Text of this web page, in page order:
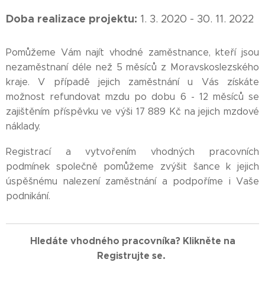
Doba realizace projektu: 1. 3. 2020 - 30. 11. 2022
Pomůžeme Vám najít vhodné zaměstnance, kteří jsou
nezaměstnaní déle než 5 měsíců z Moravskoslezského
kraje. V případě jejich zaměstnání u Vás získáte
možnost refundovat mzdu po dobu 6 - 12 měsíců se
zajištěním příspěvku ve výši 17 889 Kč na jejich mzdové
náklady.
Registrací a vytvořením vhodných pracovních
podmínek společně pomůžeme zvýšit šance k jejich
úspěšnému nalezení zaměstnání a podpoříme i Vaše
podnikání.
Hledáte vhodného pracovníka? Klikněte na
Registrujte se.